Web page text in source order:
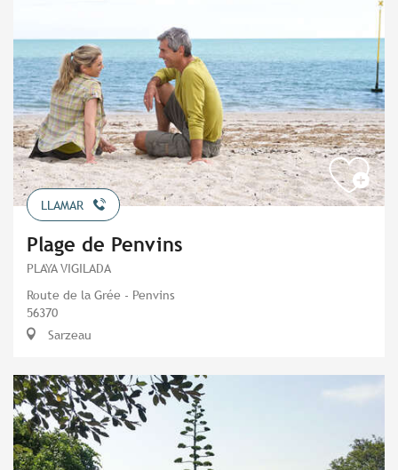
LLAMAR
Plage de Penvins
PLAYA VIGILADA
Route de la Grée - Penvins
56370
Sarzeau